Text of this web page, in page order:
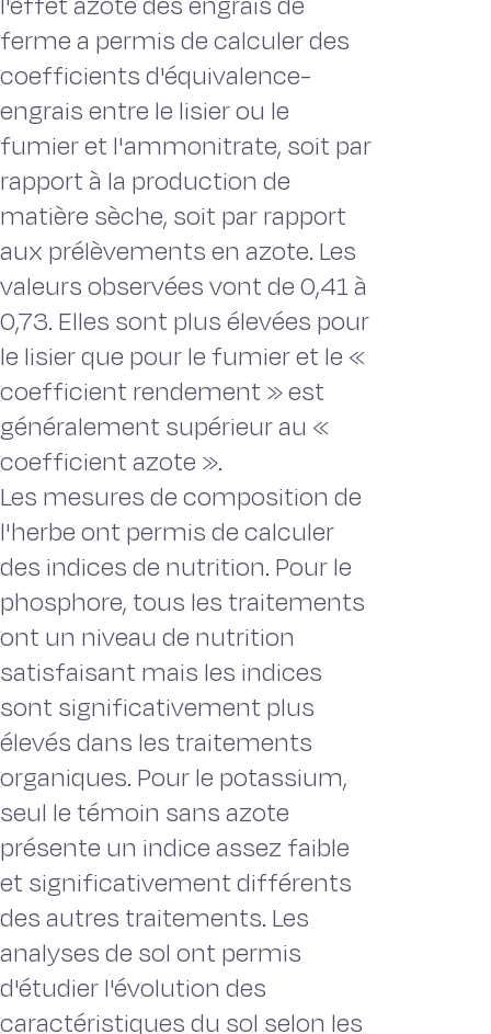
ferme a permis de calculer des
coefficients d'équivalence-
engrais entre le lisier ou le
fumier et l'ammonitrate, soit par
rapport à la production de
matière sèche, soit par rapport
aux prélèvements en azote. Les
valeurs observées vont de 0,41 à
0,73. Elles sont plus élevées pour
le lisier que pour le fumier et le «
coefficient rendement » est
généralement supérieur au «
coefficient azote ».
Les mesures de composition de
l'herbe ont permis de calculer
des indices de nutrition. Pour le
phosphore, tous les traitements
ont un niveau de nutrition
satisfaisant mais les indices
sont significativement plus
élevés dans les traitements
organiques. Pour le potassium,
seul le témoin sans azote
présente un indice assez faible
et significativement différents
des autres traitements. Les
analyses de sol ont permis
d'étudier l'évolution des
caractéristiques du sol selon les